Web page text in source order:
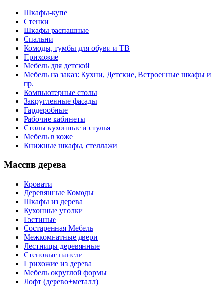
Шкафы-купе
Стенки
Шкафы распашные
Спальни
Комоды, тумбы для обуви и ТВ
Прихожие
Мебель для детской
Мебель на заказ: Кухни, Детские, Встроенные шкафы и
пр.
Компьютерные столы
Закругленные фасады
Гардеробные
Рабочие кабинеты
Столы кухонные и стулья
Мебель в коже
Книжные шкафы, стеллажи
Массив дерева
Кровати
Деревянные Комоды
Шкафы из дерева
Кухонные уголки
Гостиные
Состаренная Мебель
Межкомнатные двери
Лестницы деревянные
Стеновые панели
Прихожие из дерева
Мебель округлой формы
Лофт (дерево+металл)